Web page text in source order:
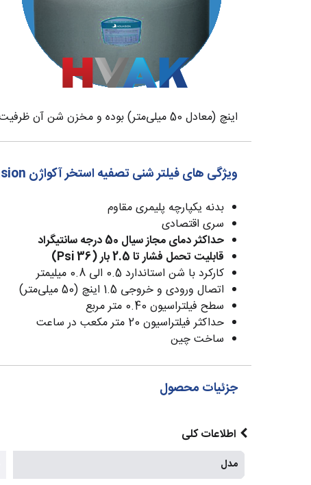
اینچ (معادل 50 میلی‌متر) بوده و مخزن شن آن ظرفیت 220 کیلوگرم شن (0.5 الی 0.8 میلی‌متر) را دارا می باشد.
ویژگی های فیلتر شنی تصفیه استخر آکواژن Aquasion مدل PTF700
بدنه یکپارچه پلیمری مقاوم
سری اقتصادی
حداکثر دمای مجاز سیال 50 درجه سانتیگراد
قابلیت تحمل فشار تا 2.5 بار (36 Psi)
کارکرد با شن استاندارد 0.5 الی 0.8 میلیمتر
اتصال ورودی و خروجی 1.5 اینچ (50 میلی‌متر)
سطح فیلتراسیون 0.40 متر مربع
حداکثر فیلتراسیون 20 متر مکعب در ساعت
ساخت چین
جزئیات محصول
اطلاعات کلی
مدل